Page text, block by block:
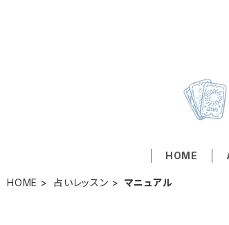
HOME
HOME 占いレッスン マニュアル